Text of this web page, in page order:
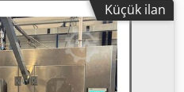
Küçük ilan